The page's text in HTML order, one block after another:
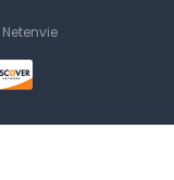
Netenvie